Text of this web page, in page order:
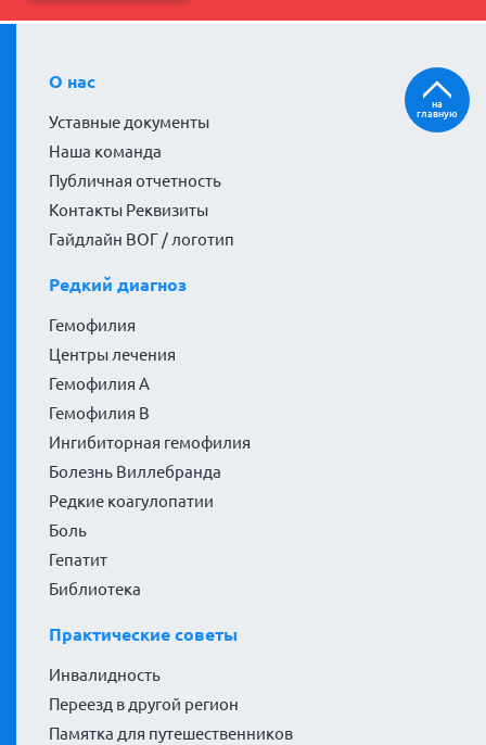
О нас
Уставные документы
Наша команда
Публичная отчетность
Контакты Реквизиты
Гайдлайн ВОГ / логотип
Редкий диагноз
Гемофилия
Центры лечения
Гемофилия А
Гемофилия В
Ингибиторная гемофилия
Болезнь Виллебранда
Редкие коагулопатии
Боль
Гепатит
Библиотека
Практические советы
Инвалидность
Переезд в другой регион
Памятка для путешественников
на
главную